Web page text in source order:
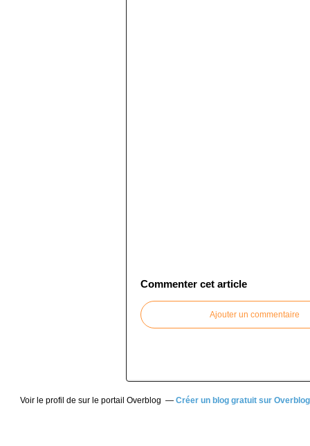
Commenter cet article
Ajouter un commentaire
Voir le profil de sur le portail Overblog Créer un blog gratuit sur Overblog